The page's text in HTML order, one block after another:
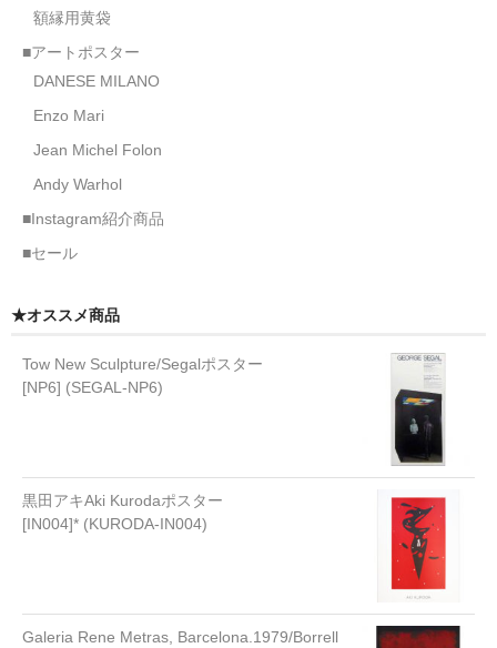
額縁用黄袋
■アートポスター
DANESE MILANO
Enzo Mari
Jean Michel Folon
Andy Warhol
■Instagram紹介商品
■セール
★オススメ商品
Tow New Sculpture/Segalポスター
[NP6] (SEGAL-NP6)
黒田アキAki Kurodaポスター
[IN004]* (KURODA-IN004)
Galeria Rene Metras, Barcelona.1979/Borrell